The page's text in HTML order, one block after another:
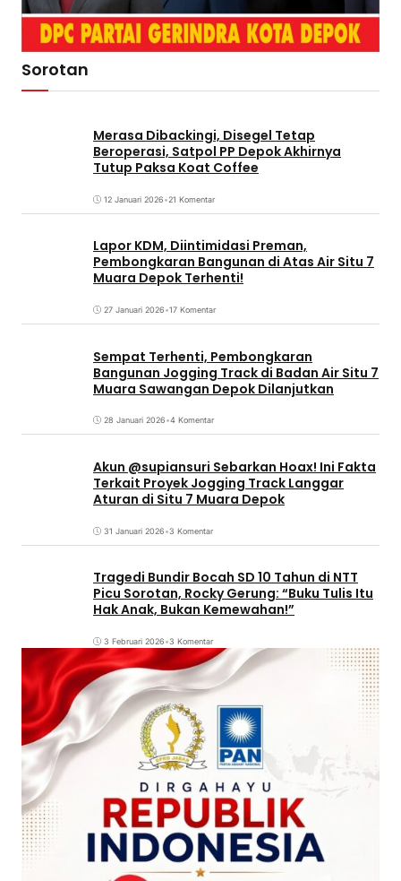
Sorotan
Merasa Dibackingi, Disegel Tetap
Beroperasi, Satpol PP Depok Akhirnya
Tutup Paksa Koat Coffee
12 Januari 2026•21 Komentar
Lapor KDM, Diintimidasi Preman,
Pembongkaran Bangunan di Atas Air Situ 7
Muara Depok Terhenti!
27 Januari 2026•17 Komentar
Sempat Terhenti, Pembongkaran
Bangunan Jogging Track di Badan Air Situ 7
Muara Sawangan Depok Dilanjutkan
28 Januari 2026•4 Komentar
Akun @supiansuri Sebarkan Hoax! Ini Fakta
Terkait Proyek Jogging Track Langgar
Aturan di Situ 7 Muara Depok
31 Januari 2026•3 Komentar
Tragedi Bundir Bocah SD 10 Tahun di NTT
Picu Sorotan, Rocky Gerung: “Buku Tulis Itu
Hak Anak, Bukan Kemewahan!”
3 Februari 2026•3 Komentar